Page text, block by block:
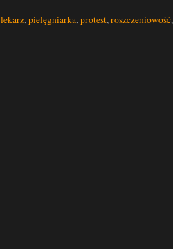
lekarz,pielęgniarka,protest,roszczeniowość,